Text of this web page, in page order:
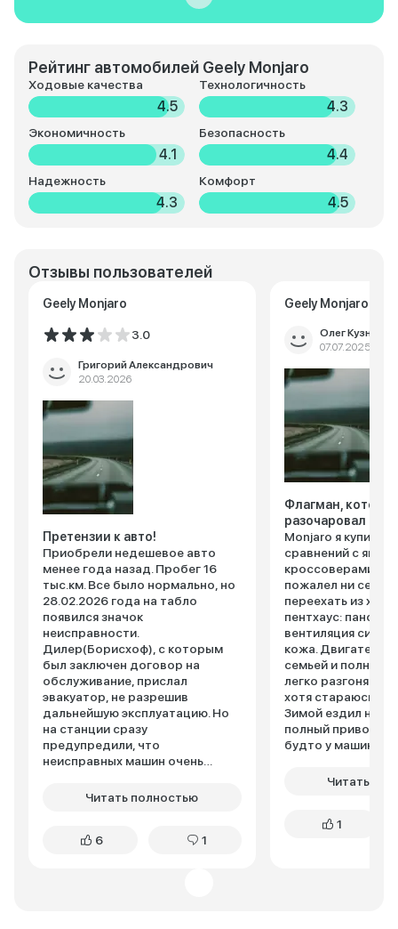
Рейтинг автомобилей Geely Monjaro
Ходовые качества
4.5
Технологичность
4.3
Экономичность
4.1
Безопасность
4.4
Надежность
4.3
Комфорт
4.5
Отзывы пользователей
Geely Monjaro
3.0
Григорий Александрович
20.03.2026
Претензии к авто!
Приобрели недешевое авто
менее года назад. Пробег 16
тыс.км. Все было нормально, но
28.02.2026 года на табло
появился значок
неисправности.
Дилер(Борисхоф), с которым
был заключен договор на
обслуживание, прислал
эвакуатор, не разрешив
дальнейшую эксплуатацию. Но
на станции сразу
предупредили, что
неисправных машин очень
дней машиной заниматься не
осмотрели. Оказалось, что
Читать полностью
6 1
Geely Monjaro
Олег Кузнецов
07.07.2025
Флагман,
разочаровал
Monjaro я купил
сравнений с
кроссоверами. И
пожалел ни
переехать из
пентхаус:
вентиляция
кожа. Двигатель
семьей и полным
легко разгоняюсь
хотя стараюсь
Зимой ездил на
полный привод
будто у машины
такого веса –
просит: «Давай
Читать
1